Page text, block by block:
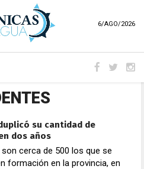
6/AGO/2026
su cantidad de
dos años
cerca de 500 los que se
formación en la provincia, en